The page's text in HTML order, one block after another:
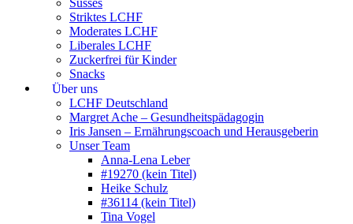
Striktes LCHF
Moderates LCHF
Liberales LCHF
Zuckerfrei für Kinder
Snacks
Über uns
LCHF Deutschland
Margret Ache – Gesundheitspädagogin
Iris Jansen – Ernährungscoach und Herausgeberin
Unser Team
Anna-Lena Leber
#19270 (kein Titel)
Heike Schulz
#36114 (kein Titel)
Tina Vogel